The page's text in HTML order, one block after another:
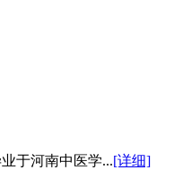
于河南中医学...[详细]